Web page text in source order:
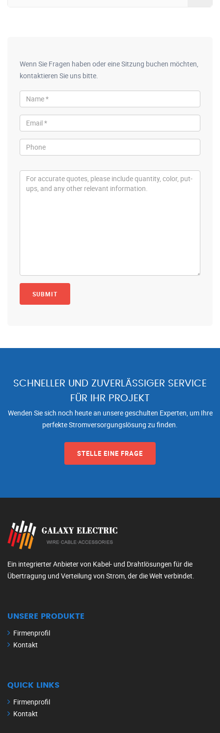
Wenn Sie Fragen haben oder eine Sitzung buchen möchten,
kontaktieren Sie uns bitte.
SCHNELLER UND ZUVERLÄSSIGER SERVICE
FÜR IHR PROJEKT
Wenden Sie sich noch heute an unsere geschulten Experten, um Ihre
perfekte Stromversorgungslösung zu finden.
STELLE EINE FRAGE
Ein integrierter Anbieter von Kabel- und Drahtlösungen für die
Übertragung und Verteilung von Strom, der die Welt verbindet.
UNSERE PRODUKTE
Firmenprofil
Kontakt
QUICK LINKS
Firmenprofil
Kontakt